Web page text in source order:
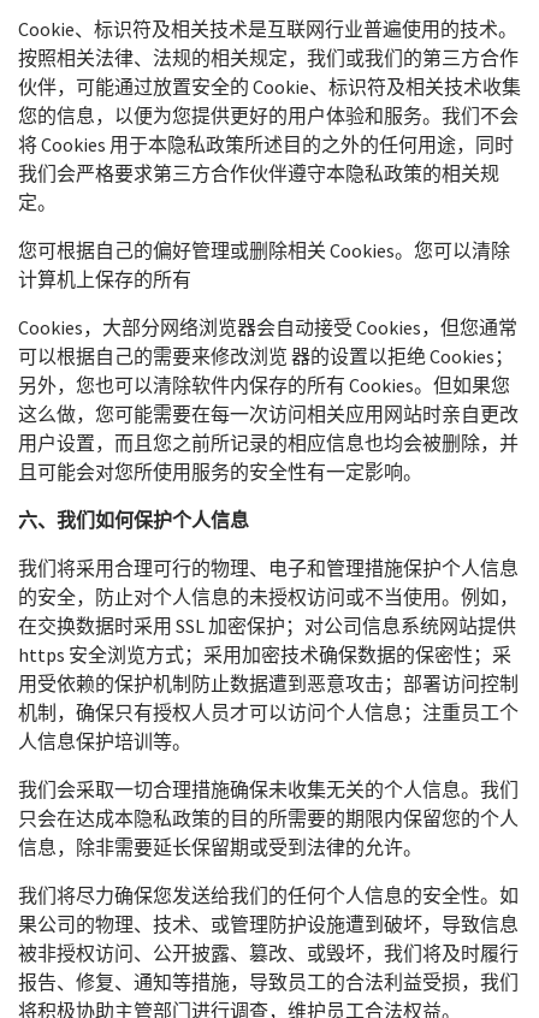
Cookie、标识符及相关技术是互联网行业普遍使用的技术。
按照相关法律、法规的相关规定，我们或我们的第三方合作
伙伴，可能通过放置安全的 Cookie、标识符及相关技术收集
您的信息，以便为您提供更好的用户体验和服务。我们不会
将 Cookies 用于本隐私政策所述目的之外的任何用途，同时
我们会严格要求第三方合作伙伴遵守本隐私政策的相关规
定。
您可根据自己的偏好管理或删除相关 Cookies。您可以清除
计算机上保存的所有
Cookies，大部分网络浏览器会自动接受 Cookies，但您通常
可以根据自己的需要来修改浏览 器的设置以拒绝 Cookies；
另外，您也可以清除软件内保存的所有 Cookies。但如果您
这么做，您可能需要在每一次访问相关应用网站时亲自更改
用户设置，而且您之前所记录的相应信息也均会被删除，并
且可能会对您所使用服务的安全性有一定影响。
六、我们如何保护个人信息
我们将采用合理可行的物理、电子和管理措施保护个人信息
的安全，防止对个人信息的未授权访问或不当使用。例如，
在交换数据时采用 SSL 加密保护；对公司信息系统网站提供
https 安全浏览方式；采用加密技术确保数据的保密性；采
用受依赖的保护机制防止数据遭到恶意攻击；部署访问控制
机制，确保只有授权人员才可以访问个人信息；注重员工个
人信息保护培训等。
我们会采取一切合理措施确保未收集无关的个人信息。我们
只会在达成本隐私政策的目的所需要的期限内保留您的个人
信息，除非需要延长保留期或受到法律的允许。
我们将尽力确保您发送给我们的任何个人信息的安全性。如
果公司的物理、技术、或管理防护设施遭到破坏，导致信息
被非授权访问、公开披露、篡改、或毁坏，我们将及时履行
报告、修复、通知等措施，导致员工的合法利益受损，我们
将积极协助主管部门进行调查，维护员工合法权益。